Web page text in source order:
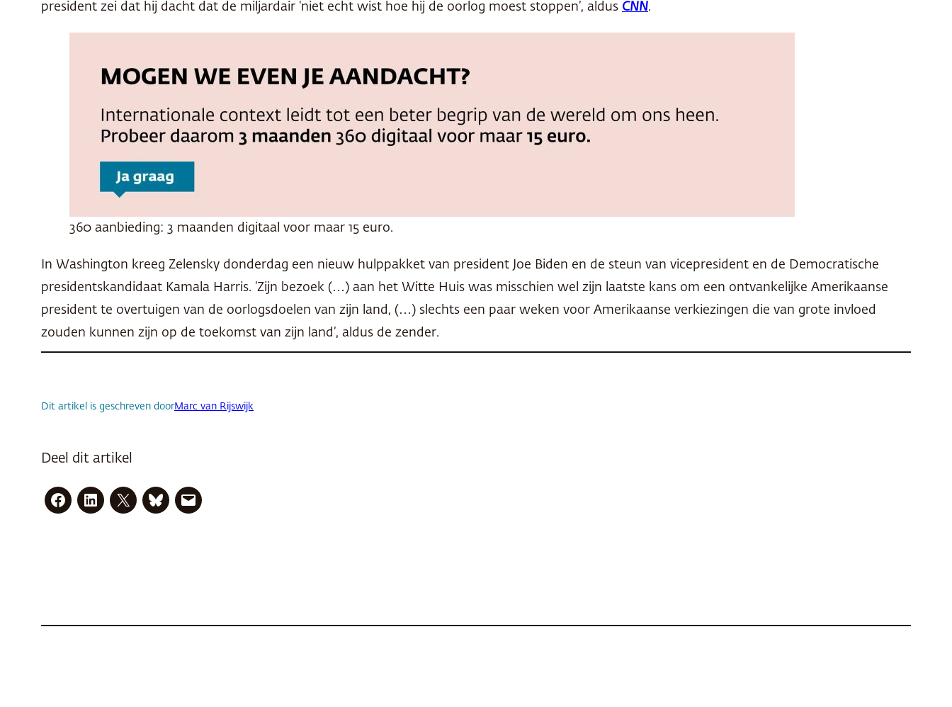
president zei dat hij dacht dat de miljardair ‘niet echt wist hoe hij de oorlog moest stoppen’, aldus CNN.
360 aanbieding: 3 maanden digitaal voor maar 15 euro.
In Washington kreeg Zelensky donderdag een nieuw hulppakket van president Joe Biden en de steun van vicepresident en de Democratische
presidentskandidaat Kamala Harris. ‘Zijn bezoek (…) aan het Witte Huis was misschien wel zijn laatste kans om een ontvankelijke Amerikaanse
president te overtuigen van de oorlogsdoelen van zijn land, (…) slechts een paar weken voor Amerikaanse verkiezingen die van grote invloed
zouden kunnen zijn op de toekomst van zijn land’, aldus de zender.
Dit artikel is geschreven doorMarc van Rijswijk
Deel dit artikel